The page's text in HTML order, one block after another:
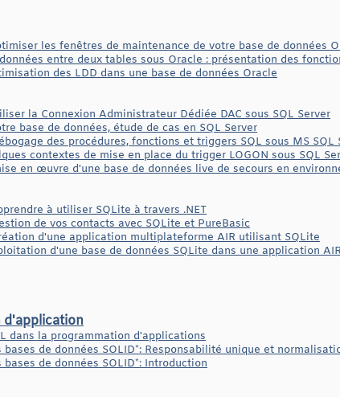
les fenêtres de maintenance de votre base de données
entre deux tables sous Oracle : présentation des
des LDD dans une base de données Oracle
la Connexion Administrateur Dédiée DAC sous SQL Server
base de données, étude de cas en SQL Server
des procédures, fonctions et triggers SQL sous MS
contextes de mise en place du trigger LOGON sous SQL
en œuvre d'une base de données live de secours en
à utiliser SQLite à travers .NET
de vos contacts avec SQLite et PureBasic
d'une application multiplateforme AIR utilisant SQLite
d'une base de données SQLite dans une application AIR
d'application
dans la programmation d'applications
bases de données SOLID*: Responsabilité unique et
bases de données SOLID*: Introduction